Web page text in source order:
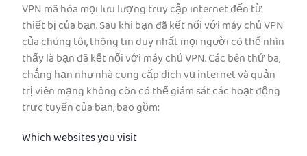
VPN mã hóa mọi lưu lượng truy cập internet đến từ
thiết bị của bạn. Sau khi bạn đã kết nối với máy chủ VPN
của chúng tôi, thông tin duy nhất mọi người có thể nhìn
thấy là bạn đã kết nối với máy chủ VPN. Các bên thứ ba,
chẳng hạn như nhà cung cấp dịch vụ internet và quản
trị viên mạng không còn có thể giám sát các hoạt động
trực tuyến của bạn, bao gồm:
Which websites you visit